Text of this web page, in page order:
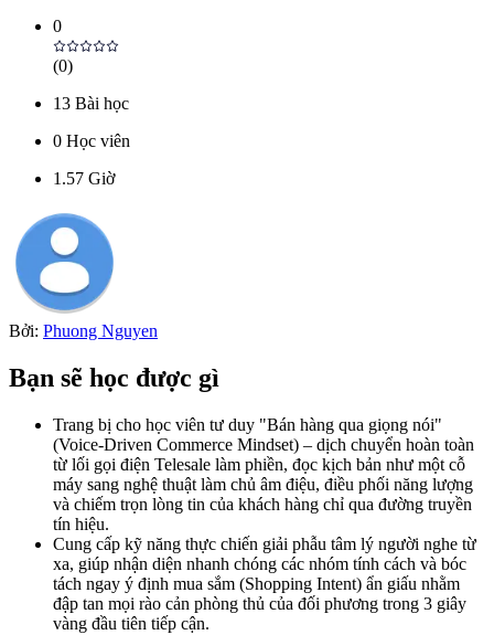
0
(0)
13 Bài học
0 Học viên
1.57 Giờ
Bởi: Phuong Nguyen
Bạn sẽ học được gì
Trang bị cho học viên tư duy "Bán hàng qua giọng nói"
(Voice-Driven Commerce Mindset) – dịch chuyển hoàn toàn
từ lối gọi điện Telesale làm phiền, đọc kịch bản như một cỗ
máy sang nghệ thuật làm chủ âm điệu, điều phối năng lượng
và chiếm trọn lòng tin của khách hàng chỉ qua đường truyền
tín hiệu.
Cung cấp kỹ năng thực chiến giải phẫu tâm lý người nghe từ
xa, giúp nhận diện nhanh chóng các nhóm tính cách và bóc
tách ngay ý định mua sắm (Shopping Intent) ẩn giấu nhằm
đập tan mọi rào cản phòng thủ của đối phương trong 3 giây
vàng đầu tiên tiếp cận.